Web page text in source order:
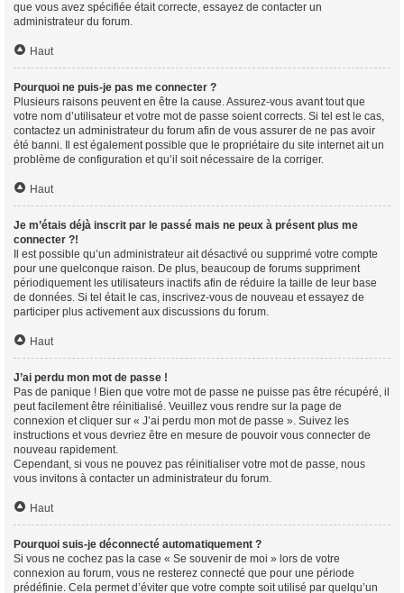
que vous avez spécifiée était correcte, essayez de contacter un
administrateur du forum.
Haut
Pourquoi ne puis-je pas me connecter ?
Plusieurs raisons peuvent en être la cause. Assurez-vous avant tout que
votre nom d’utilisateur et votre mot de passe soient corrects. Si tel est le cas,
contactez un administrateur du forum afin de vous assurer de ne pas avoir
été banni. Il est également possible que le propriétaire du site internet ait un
problème de configuration et qu’il soit nécessaire de la corriger.
Haut
Je m’étais déjà inscrit par le passé mais ne peux à présent plus me
connecter ?!
Il est possible qu’un administrateur ait désactivé ou supprimé votre compte
pour une quelconque raison. De plus, beaucoup de forums suppriment
périodiquement les utilisateurs inactifs afin de réduire la taille de leur base
de données. Si tel était le cas, inscrivez-vous de nouveau et essayez de
participer plus activement aux discussions du forum.
Haut
J’ai perdu mon mot de passe !
Pas de panique ! Bien que votre mot de passe ne puisse pas être récupéré, il
peut facilement être réinitialisé. Veuillez vous rendre sur la page de
connexion et cliquer sur « J’ai perdu mon mot de passe ». Suivez les
instructions et vous devriez être en mesure de pouvoir vous connecter de
nouveau rapidement.
Cependant, si vous ne pouvez pas réinitialiser votre mot de passe, nous
vous invitons à contacter un administrateur du forum.
Haut
Pourquoi suis-je déconnecté automatiquement ?
Si vous ne cochez pas la case « Se souvenir de moi » lors de votre
connexion au forum, vous ne resterez connecté que pour une période
prédéfinie. Cela permet d’éviter que votre compte soit utilisé par quelqu’un